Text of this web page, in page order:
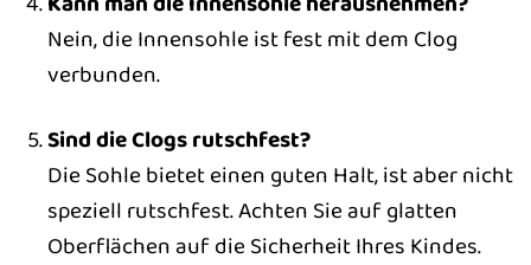
Nein, die Innensohle ist fest mit dem Clog
verbunden.
Sind die Clogs rutschfest?
Die Sohle bietet einen guten Halt, ist aber nicht
speziell rutschfest. Achten Sie auf glatten
Oberflächen auf die Sicherheit Ihres Kindes.